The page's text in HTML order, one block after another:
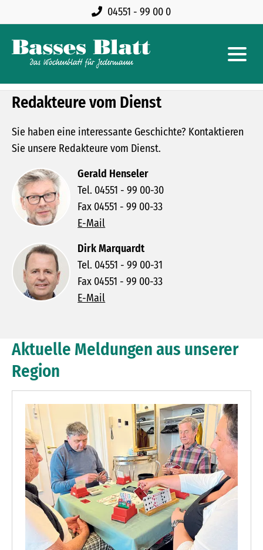
04551 - 99 00 0
Redakteure vom Dienst
Sie haben eine interessante Geschichte? Kontaktieren
Sie unsere Redakteure vom Dienst.
Gerald Henseler
Tel. 04551 - 99 00-30
Fax 04551 - 99 00-33
E-Mail
Dirk Marquardt
Tel. 04551 - 99 00-31
Fax 04551 - 99 00-33
E-Mail
Aktuelle Meldungen aus unserer
Region